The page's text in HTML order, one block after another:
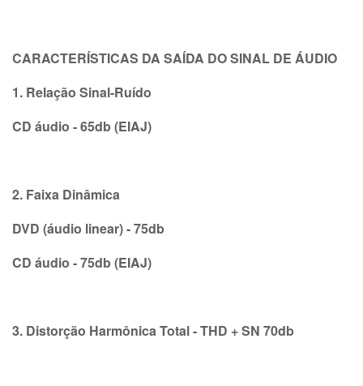
CARACTERÍSTICAS DA SAÍDA DO SINAL DE ÁUDIO
1. Relação Sinal-Ruído
CD áudio - 65db (EIAJ)
2. Faixa Dinâmica
DVD (áudio linear) - 75db
CD áudio - 75db (EIAJ)
3. Distorção Harmônica Total - THD + SN 70db